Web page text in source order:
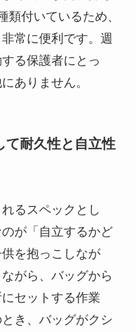
付いているため、
常に便利です。週
る保護者にとっ
ありません。
て耐久性と自立性
るスペックとし
が「自立するかど
を抱っこしなが
がら、バッグから
セットする作業
き、バッグがクシ